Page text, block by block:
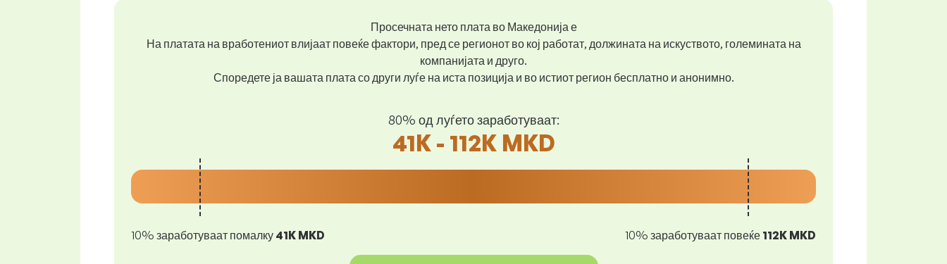
Просечната нето плата во Македонија е
На платата на вработениот влијаат повеќе фактори, пред се регионот во кој работат, должината на искуството, големината на
компанијата и друго.
Споредете ја вашата плата со други луѓе на иста позиција и во истиот регион бесплатно и анонимно.
80% од луѓето заработуваат:
41K - 112K MKD
10% заработуваат помалку 41K MKD 10% заработуваат повеќе 112K MKD